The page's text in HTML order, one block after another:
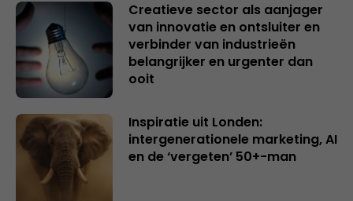
Creatieve sector als aanjager
van innovatie en ontsluiter en
verbinder van industrieën
belangrijker en urgenter dan
ooit
Inspiratie uit Londen:
intergenerationele marketing, AI
en de ‘vergeten’ 50+-man